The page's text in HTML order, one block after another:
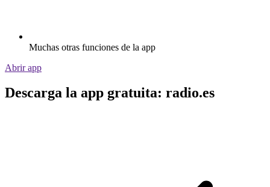
Muchas otras funciones de la app
Abrir app
Descarga la app gratuita: radio.es